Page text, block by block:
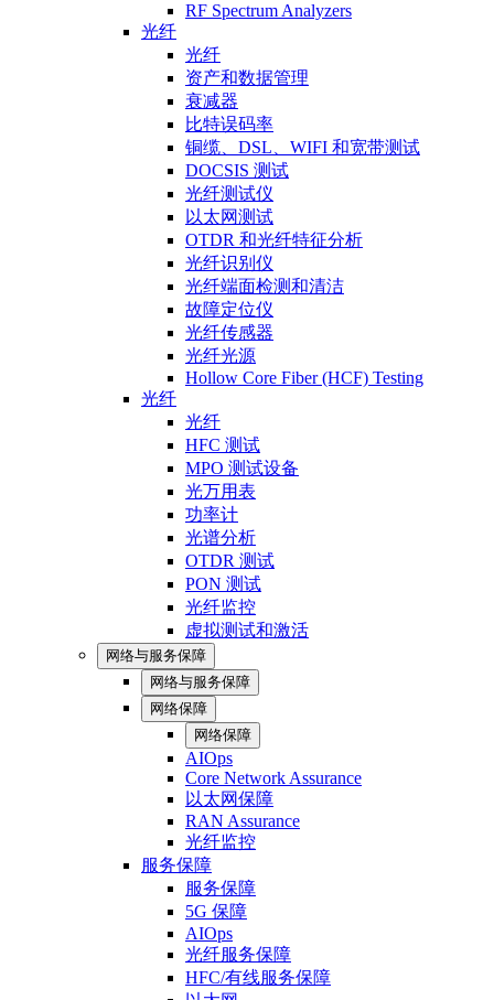
RF Spectrum Analyzers
光纤
光纤
资产和数据管理
衰减器
比特误码率
铜缆、DSL、WIFI 和宽带测试
DOCSIS 测试
光纤测试仪
以太网测试
OTDR 和光纤特征分析
光纤识别仪
光纤端面检测和清洁
故障定位仪
光纤传感器
光纤光源
Hollow Core Fiber (HCF) Testing
光纤
光纤
HFC 测试
MPO 测试设备
光万用表
功率计
光谱分析
OTDR 测试
PON 测试
光纤监控
虚拟测试和激活
网络与服务保障
网络与服务保障
网络保障
网络保障
AIOps
Core Network Assurance
以太网保障
RAN Assurance
光纤监控
服务保障
服务保障
5G 保障
AIOps
光纤服务保障
HFC/有线服务保障